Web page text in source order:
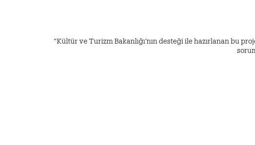
“Kültür ve Turizm Bakanlığı’nın desteği ile hazırlanan bu